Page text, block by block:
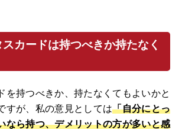
スカードは持つべきか持たなく
を持つべきか、持たなくてもよいかと
すが、私の意見としては「自分にとっ
なら持つ、デメリットの方が多いと感